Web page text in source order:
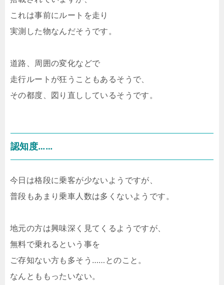
これは事前にルートを走り
実測した物なんだそうです。
道路、周囲の変化などで
走行ルートが狂うこともあるそうで、
その都度、図り直ししているそうです。
認知度……
今日は格段に乗客が少ないようですが、
普段もあまり乗車人数は多くないようです。
地元の方は興味深く見てくるようですが、
無料で乗れるという事を
ご存知ない方も多そう……とのこと。
なんとももったいない。